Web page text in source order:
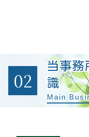
02
当事務
識
Main